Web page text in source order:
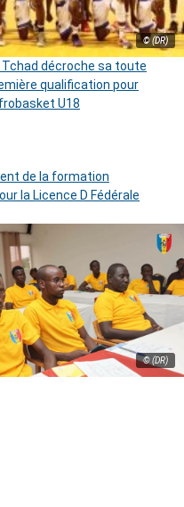
© (DR)
Tchad décroche sa toute
qualification pour
U18
de la formation
la Licence D Fédérale
© (DR)